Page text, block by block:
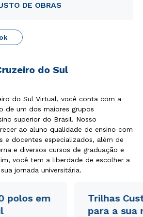
DE OBRAS
do Sul
do Sul Virtual, você conta com a
de um dos maiores grupos
superior do Brasil. Nosso
ao aluno qualidade de ensino com
e docentes especializados, além de
e diversos cursos de graduação e
você tem a liberdade de escolher a
jornada universitária.
polos em
Trilhas
para a sua